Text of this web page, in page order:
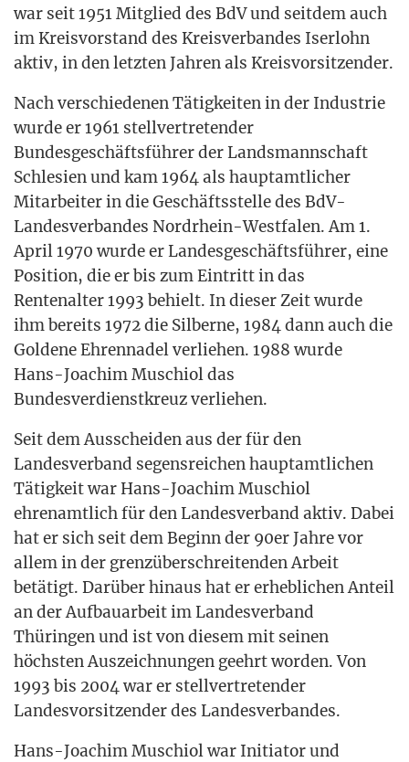
war seit 1951 Mit­glied des BdV und seit­dem auch
im Kreis­vor­stand des Kreis­ver­ban­des Iser­lohn
aktiv, in den letz­ten Jah­ren als Kreisvorsitzender.
Nach ver­schie­de­nen Tätig­kei­ten in der Indus­trie
wur­de er 1961 stell­ver­tre­ten­der
Bun­des­ge­schäfts­füh­rer der Lands­mann­schaft
Schle­si­en und kam 1964 als haupt­amt­li­cher
Mit­ar­bei­ter in die Geschäfts­stel­le des BdV-
Lan­des­ver­ban­des Nord­rhein-West­fa­len. Am 1.
April 1970 wur­de er Lan­des­ge­schäfts­füh­rer, eine
Posi­ti­on, die er bis zum Ein­tritt in das
Ren­ten­al­ter 1993 behielt. In die­ser Zeit wur­de
ihm bereits 1972 die Sil­ber­ne, 1984 dann auch die
Gol­de­ne Ehren­na­del ver­lie­hen. 1988 wur­de
Hans-Joa­chim Muschi­ol das
Bun­des­ver­dienst­kreuz verliehen.
Seit dem Aus­schei­den aus der für den
Lan­des­ver­band segens­rei­chen haupt­amt­li­chen
Tätig­keit war Hans-Joa­chim Muschi­ol
ehren­amt­lich für den Lan­des­ver­band aktiv. Dabei
hat er sich seit dem Beginn der 90er Jah­re vor
allem in der grenz­über­schrei­ten­den Arbeit
betä­tigt. Dar­über hin­aus hat er erheb­li­chen Anteil
an der Auf­bau­ar­beit im Lan­des­ver­band
Thü­rin­gen und ist von die­sem mit sei­nen
höchs­ten Aus­zeich­nun­gen geehrt wor­den. Von
1993 bis 2004 war er stell­ver­tre­ten­der
Lan­des­vor­sit­zen­der des Landesverbandes.
Hans-Joa­chim Muschi­ol war Initia­tor und